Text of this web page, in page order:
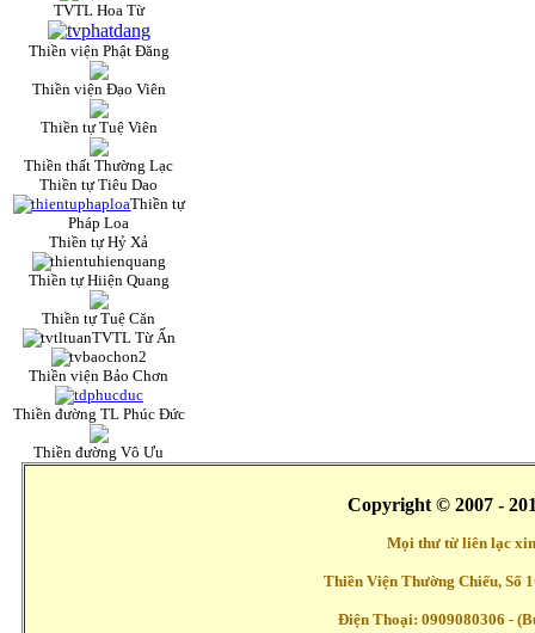
TVTL Hoa Từ
Thiền viện Phật Đăng
Thiền viện Đạo Viên
Thiền tự Tuệ Viên
Thiền thất Thường Lạc
Thiền tự Tiêu Dao
Thiền tự
Pháp Loa
Thiền tự Hỷ Xả
Thiền tự Hiiện Quang
Thiền tự Tuệ Căn
TVTL Từ Ấn
Thiền viện Bảo Chơn
Thiền đường TL Phúc Đức
Thiền đường Vô Ưu
Copyright © 2007 -
Mọi thư từ liên lạc
Thiền Viện Thường Chiếu, Số
Điện Thoại: 0909080306 -